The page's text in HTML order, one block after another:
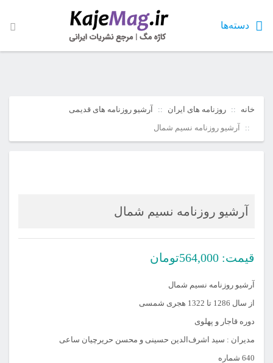
دسته‌ها
خانه روزنامه های ایران
آرشیو روزنامه های قدیمی
آرشیو روزنامه نسیم شمال
آرشیو روزنامه نسیم شمال
قیمت: 564,000تومان
آرشیو روزنامه نسیم شمال
از سال 1286 تا 1322 هجری شمسی
دوره قاجار و پهلوی
مدیران : سید اشرف‌الدین حسینی و محسن حریرچیان ساعی
640 شماره